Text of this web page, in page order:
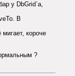
у DbGrid`а,
В
короче
?